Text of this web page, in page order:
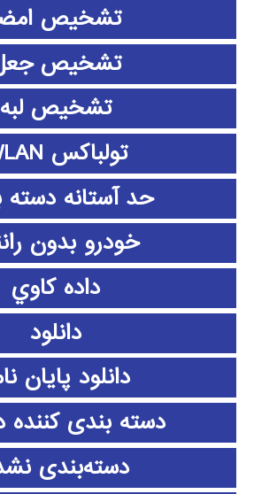
تشخیص
تشخیص
تشخیص لبه
تولباکس WLAN
حد آستانه دسته
خودرو بدون
داده كاوي
دانلود
دانلود پايان
دسته بندی کننده
دسته‌بندی